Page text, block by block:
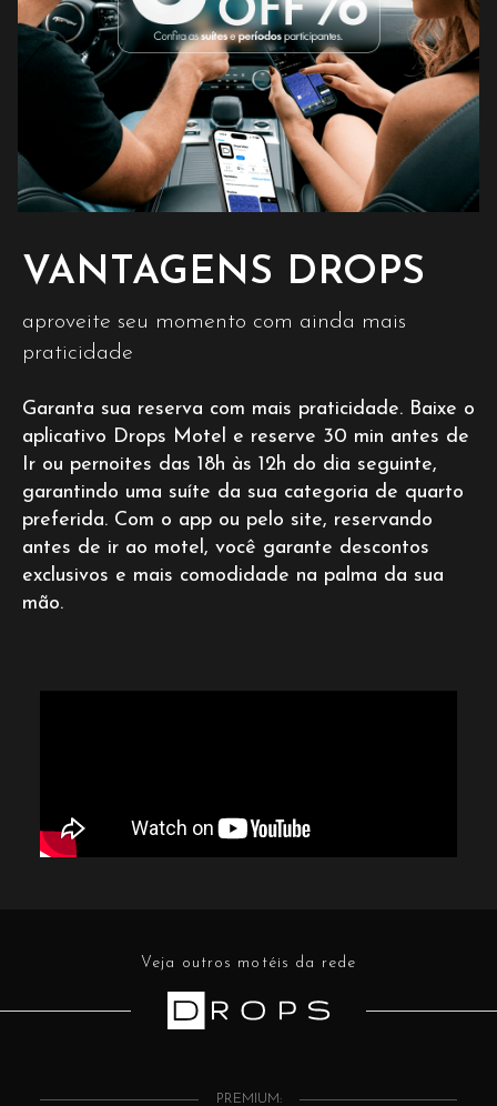
VANTAGENS DROPS
aproveite seu momento com ainda mais
praticidade
Garanta sua reserva com mais praticidade. Baixe o
aplicativo Drops Motel e reserve 30 min antes de
Ir ou pernoites das 18h às 12h do dia seguinte,
garantindo uma suíte da sua categoria de quarto
preferida. Com o app ou pelo site, reservando
antes de ir ao motel, você garante descontos
exclusivos e mais comodidade na palma da sua
mão.
Veja outros motéis da rede
PREMIUM: